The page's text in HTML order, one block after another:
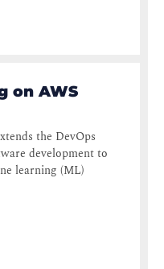
on AWS
the DevOps
development to
learning (ML)